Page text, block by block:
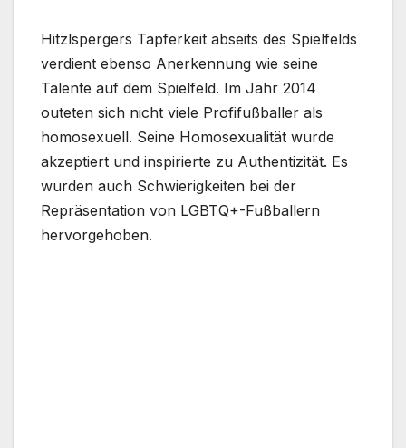
Hitzlspergers Tapferkeit abseits des Spielfelds
verdient ebenso Anerkennung wie seine
Talente auf dem Spielfeld. Im Jahr 2014
outeten sich nicht viele Profifußballer als
homosexuell. Seine Homosexualität wurde
akzeptiert und inspirierte zu Authentizität. Es
wurden auch Schwierigkeiten bei der
Repräsentation von LGBTQ+-Fußballern
hervorgehoben.